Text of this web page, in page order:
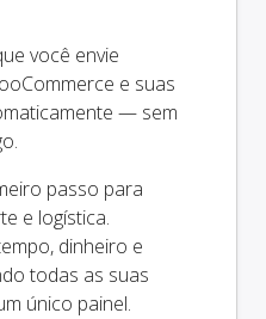
você envie
e suas
— sem
passo para
e logística.
dinheiro e
todas as suas
único painel.